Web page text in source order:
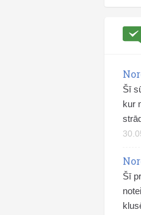
Šī
kur
Šī